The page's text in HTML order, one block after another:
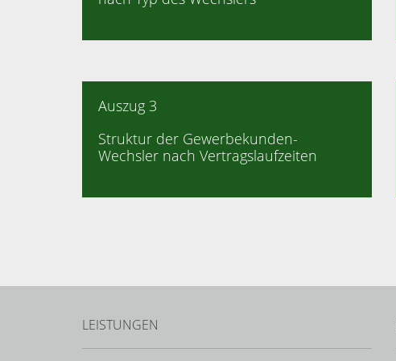
Auszug 3
Struktur der Gewerbekunden-
Wechsler nach Vertragslaufzeiten
LEISTUNGEN